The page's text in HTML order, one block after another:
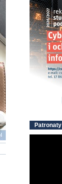
Patronaty